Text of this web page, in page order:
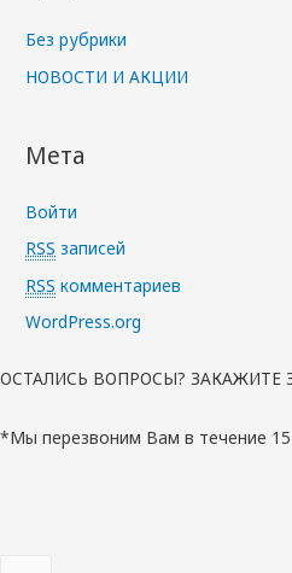
Без рубрики
НОВОСТИ И АКЦИИ
Мета
Войти
RSS записей
RSS комментариев
WordPress.org
ОСТАЛИСЬ ВОПРОСЫ? ЗАКАЖИТЕ
*Мы перезвоним Вам в течение